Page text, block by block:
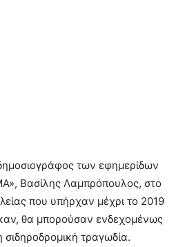
των εφημερίδων
Βασίλης Λαμπρόπουλος, στο
που υπήρχαν μέχρι το 2019
θα μπορούσαν ενδεχομένως
τραγωδία.